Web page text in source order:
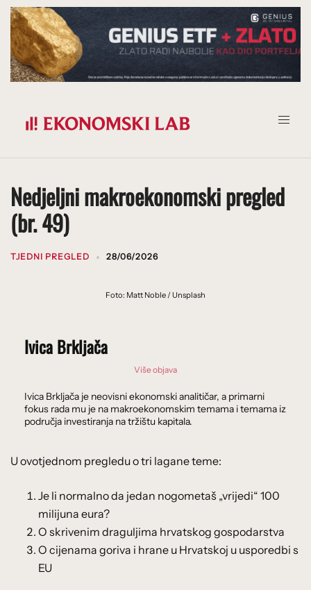
Prijeđi
na
sadržaj
Nedjeljni makroekonomski pregled
(br. 49)
TJEDNI PREGLED 28/06/2026
Foto: Matt Noble / Unsplash
Ivica Brkljača
Više objava
Ivica Brkljača je neovisni ekonomski analitičar, a primarni
fokus rada mu je na makroekonomskim temama i temama iz
područja investiranja na tržištu kapitala.
U ovotjednom pregledu o tri lagane teme:
Je li normalno da jedan nogometaš „vrijedi“ 100
milijuna eura?
O skrivenim draguljima hrvatskog gospodarstva
O cijenama goriva i hrane u Hrvatskoj u usporedbi s
EU